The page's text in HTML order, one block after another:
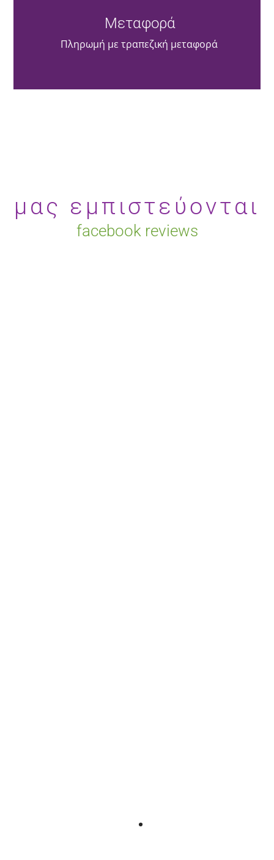
Μεταφορά
Πληρωμή με τραπεζική μεταφορά
μας εμπιστεύονται
facebook reviews